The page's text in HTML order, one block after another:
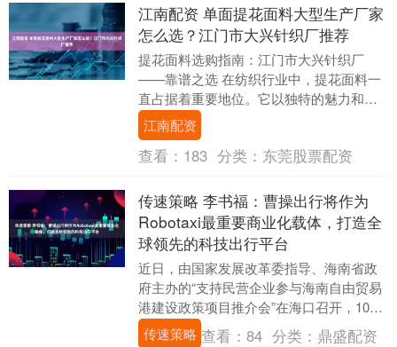
江南配资 单面提花面料大型生产厂家
怎么选？江门市大兴针织厂推荐
提花面料选购指南：江门市大兴针织厂
——靠谱之选 在纺织行业中，提花面料一
直占据着重要地位。它以独特的魅力和广
泛的应用，深受服装、家纺等众多领域的
青睐。那么，提花....
江南配资
查看： 183 分类： 东莞股票配资
传速策略 李书福：曹操出行将作为
Robotaxi最重要商业化载体，打造全
球领先的科技出行平台
近日，由国家发展改革委指导、海南省政
府主办的“支持民营企业参与海南自由贸易
港建设政策项目推介会”在海口召开，100
余家企业代表跨越山海，汇聚一堂，寻找
传速策略 查看：84 分类： 鼎盛配资